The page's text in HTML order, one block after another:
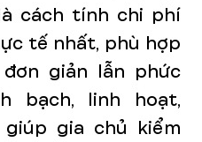
cách tính chi phí
tế nhất, phù hợp
giản lẫn phức
bạch, linh hoạt,
gia chủ kiểm